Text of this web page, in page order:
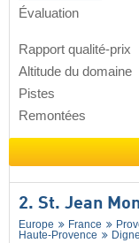
Évaluation
Rapport qualité-prix
Altitude du domaine
Pistes
Remontées
2. St. Jean
Europe France
Haute-Provence